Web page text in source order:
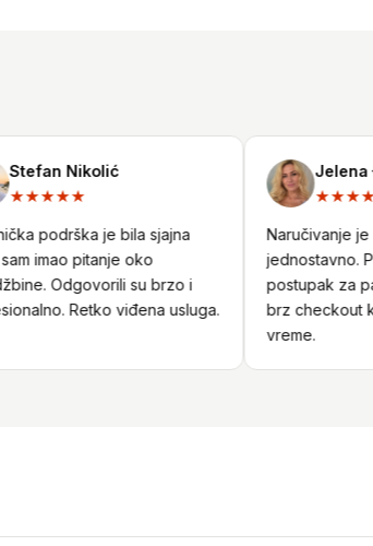
Nikolić
podrška je bila sjajna
imao pitanje oko
Odgovorili su brzo i
Retko viđena usluga.
Jelena
★★★★★
Naručivanje je
jednostavno.
postupak za par
brz checkout
vreme.